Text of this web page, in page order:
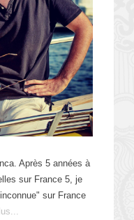
Après 5 années à
sur France 5, je
sur France